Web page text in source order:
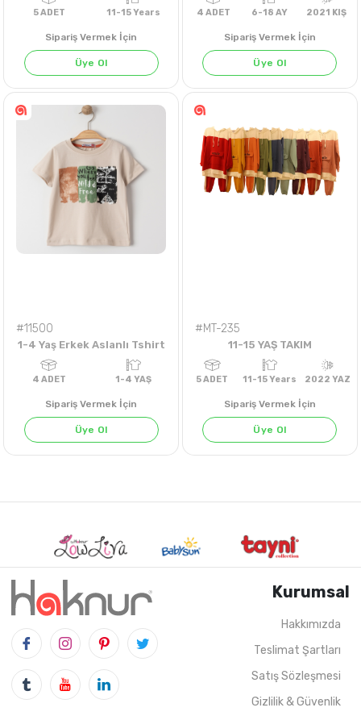
ADET 11-15 Years
Sipariş Vermek İçin
Üye Ol
Sipariş Vermek İçin
Üye Ol
#11500
1-4 Yaş Erkek Aslanlı Tshirt
Sipariş Vermek İçin
Üye Ol
#MT-235
11-15 YAŞ TAKIM
Sipariş Vermek İçin
Üye Ol
Kurumsal
Hakkımızda
Teslimat Şartları
Satış Sözleşmesi
Gizlilik & Güvenlik